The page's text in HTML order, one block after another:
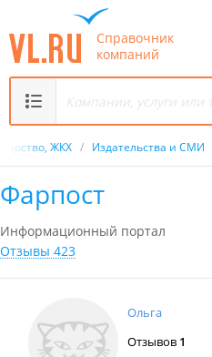
Справочник
компаний
ЖКХ / Издательства и СМИ
Фарпост
Информационный портал
Отзывы 423
Ольга
Отзывов 1